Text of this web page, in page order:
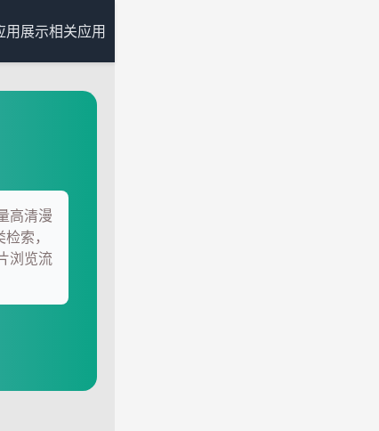
用展示相关应用
高清漫
索，
浏览流